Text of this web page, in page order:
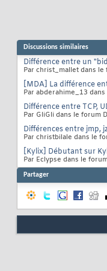
Discussions similaires
Différence entre un
Par christ_mallet dans
[MDA] La différence
Par abderahime_13
Différence entre TCP,
Par GliGli dans le forum
Différences entre jmp,
Par christbilale dans le
[Kylix] Débutant sur
Par Eclypse dans le
Partager